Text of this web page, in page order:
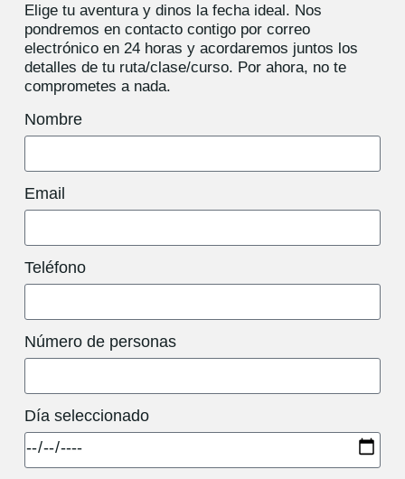
Elige tu aventura y dinos la fecha ideal. Nos
pondremos en contacto contigo por correo
electrónico en 24 horas y acordaremos juntos los
detalles de tu ruta/clase/curso. Por ahora, no te
comprometes a nada.
Nombre
Email
Teléfono
Número de personas
Día seleccionado